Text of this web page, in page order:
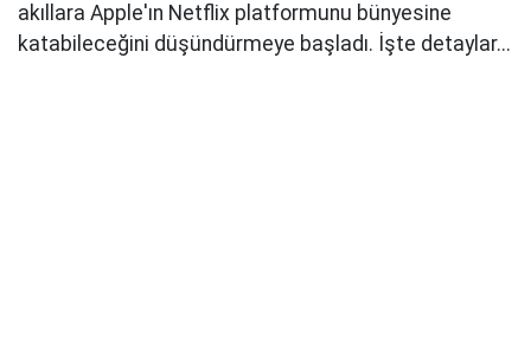
akıllara Apple'ın Netflix platformunu bünyesine
katabileceğini düşündürmeye başladı. İşte detaylar...